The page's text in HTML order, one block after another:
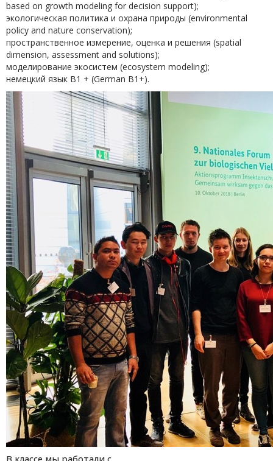
based on growth modeling for decision support);
экологическая политика и охрана природы (environmental
policy and nature conservation);
пространственное измерение, оценка и решения (spatial
dimension, assessment and solutions);
моделирование экосистем (ecosystem modeling);
немецкий язык B1 + (German B1+).